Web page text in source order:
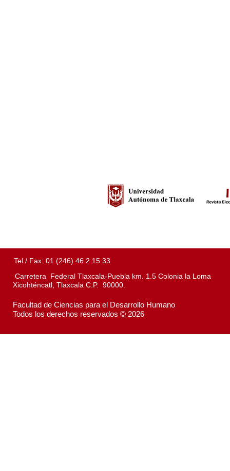
Tel / Fax: 01 (246) 46 2 15 33
Carretera Federal Tlaxcala-Puebla km. 1.5 Colonia la Loma
Xicohténcatl, Tlaxcala C.P. 90000.
Facultad de Ciencias para el Desarrollo Humano
Todos los derechos reservados © 2026